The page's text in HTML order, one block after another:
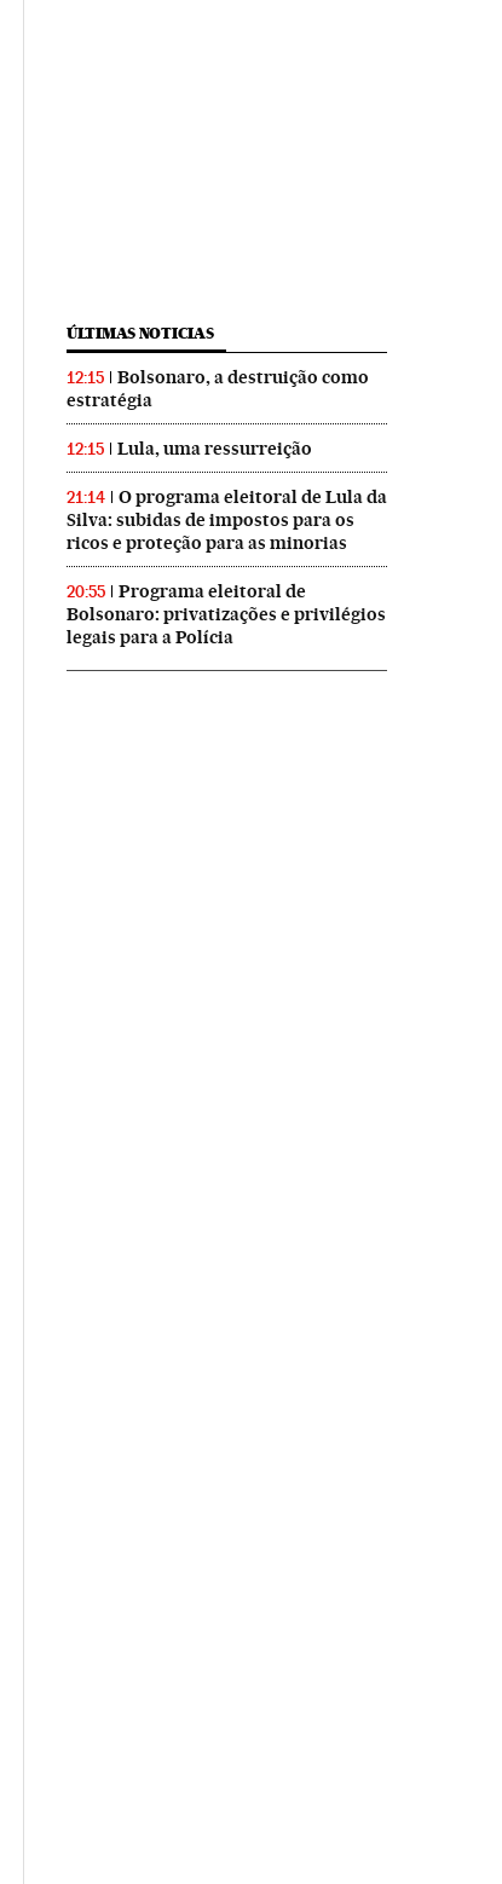
ÚLTIMAS NOTICIAS
12:15
Bolsonaro, a destruição como
estratégia
12:15 Lula, uma ressurreição
21:14
O programa eleitoral de Lula da
Silva: subidas de impostos para os
ricos e proteção para as minorias
20:55
Programa eleitoral de
Bolsonaro: privatizações e privilégios
legais para a Polícia